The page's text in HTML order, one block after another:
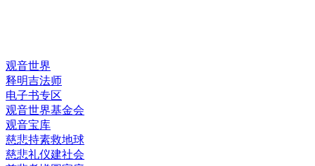
观音世界
释明吉法师
电子书专区
观音世界基金会
观音宝库
慈悲持素救地球
慈悲礼仪建社会